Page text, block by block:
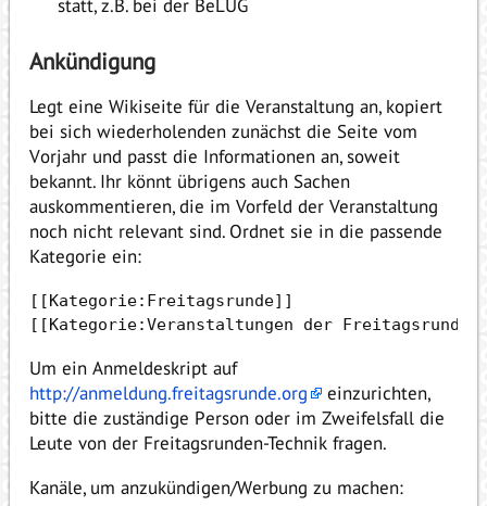
statt, z.B. bei der BeLUG
Ankündigung
Legt eine Wikiseite für die Veranstaltung an, kopiert
bei sich wiederholenden zunächst die Seite vom
Vorjahr und passt die Informationen an, soweit
bekannt. Ihr könnt übrigens auch Sachen
auskommentieren, die im Vorfeld der Veranstaltung
noch nicht relevant sind. Ordnet sie in die passende
Kategorie ein:
[[Kategorie:Freitagsrunde]]
Um ein Anmeldeskript auf
http://anmeldung.freitagsrunde.org
einzurichten,
bitte die zuständige Person oder im Zweifelsfall die
Leute von der Freitagsrunden-Technik fragen.
Kanäle, um anzukündigen/Werbung zu machen: